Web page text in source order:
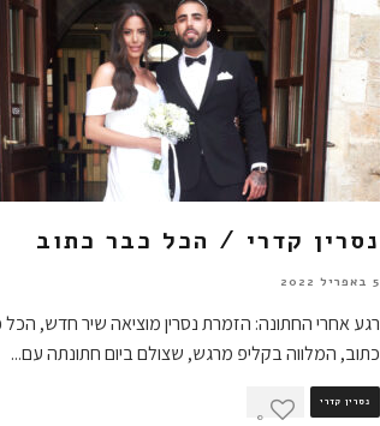
נסרין קדרי / הכל כבר כתוב
5 באפריל 2022
רגע אחרי החתונה: הזמרת נסרין מוציאה שיר חדש,
כתוב, המלווה בקליפ מרגש, שצולם ביום חתונתה עם...
נסרין קדרי
0